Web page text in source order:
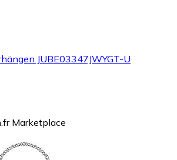
JUBE03347JWYGT-U
Marketplace